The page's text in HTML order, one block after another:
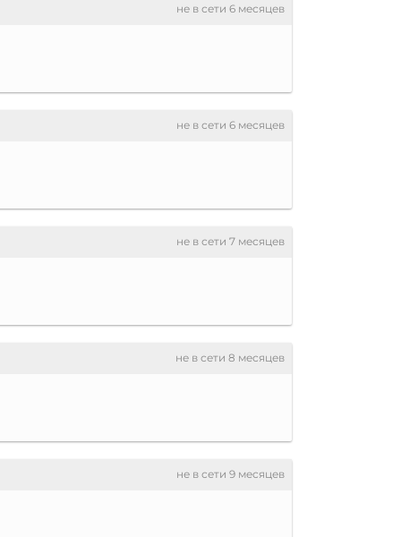
не в сети 6 месяцев
не в сети 6 месяцев
не в сети 7 месяцев
не в сети 8 месяцев
не в сети 9 месяцев